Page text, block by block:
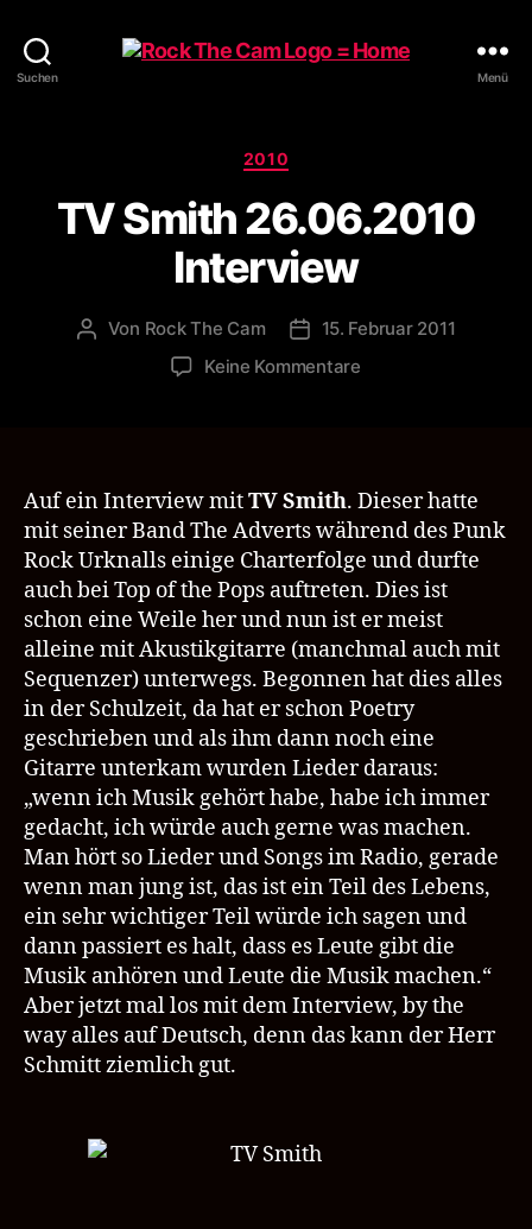
Suchen Menü
Kategorien
2010
TV Smith 26.06.2010
Interview
Beitragsautor
Von Rock The Cam Veröffentlichungsdatum
15. Februar 2011
Keine Kommentarezu
Auf ein Interview mitTV Smith. Dieser hatte
mit seiner Band The Adverts während des Punk
Rock Urknalls einige Charterfolge und durfte
auch bei Top of the Pops auftreten. Dies ist
schon eine Weile her und nun ist er meist
alleine mit Akustikgitarre (manchmal auch mit
Sequenzer) unterwegs. Begonnen hat dies alles
in der Schulzeit, da hat er schon Poetry
geschrieben und als ihm dann noch eine
Gitarre unterkam wurden Lieder daraus:
„wenn ich Musik gehört habe, habe ich immer
gedacht, ich würde auch gerne was machen.
Man hört so Lieder und Songs im Radio, gerade
wenn man jung ist, das ist ein Teil des Lebens,
ein sehr wichtiger Teil würde ich sagen und
dann passiert es halt, dass es Leute gibt die
Musik anhören und Leute die Musik machen.“
Aber jetzt mal los mit dem Interview, by the
way alles auf Deutsch, denn das kann der Herr
Schmitt ziemlich gut.